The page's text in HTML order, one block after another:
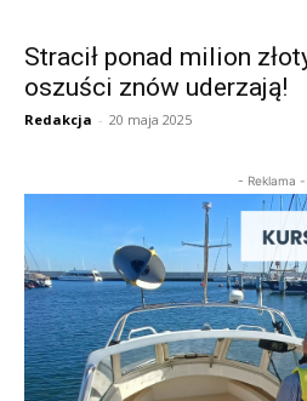
Stracił ponad milion
oszuści znów uderzają!
Redakcja - 20 maja 2025
- Reklama -